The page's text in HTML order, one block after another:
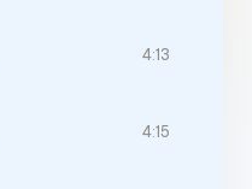
4:13
4:15